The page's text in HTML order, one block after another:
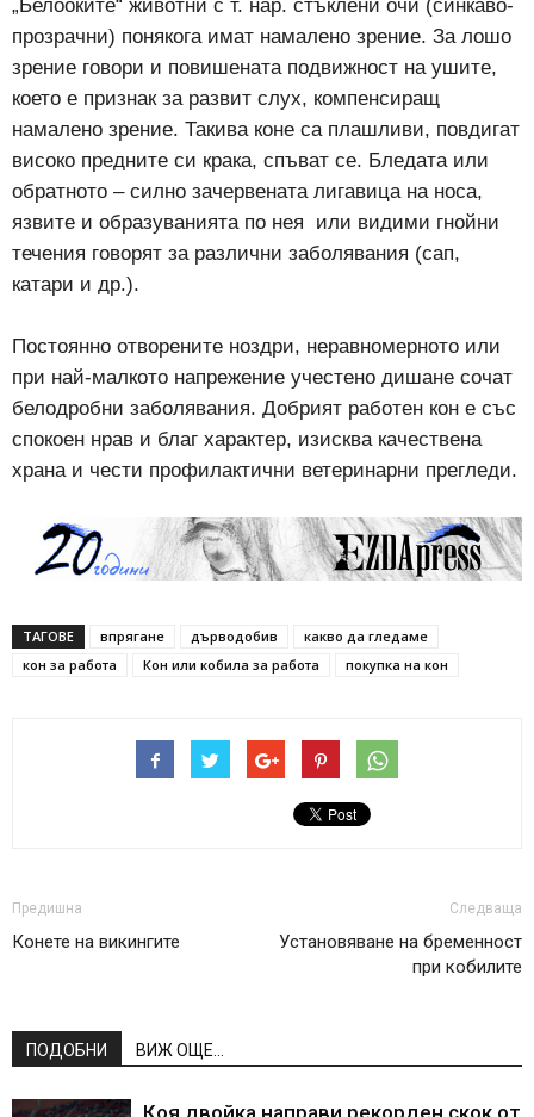
„Белооките“ животни с т. нар. стъклени очи (синкаво-
прозрачни) понякога имат намалено зрение. За лошо
зрение говори и повишената подвижност на ушите,
което е признак за развит слух, компенсиращ
намалено зрение. Такива коне са плашливи, повдигат
високо предните си крака, спъват се. Бледата или
обратното – силно зачервената лигавица на носа,
язвите и образуванията по нея или видими гнойни
течения говорят за различни заболявания (сап,
катари и др.).
Постоянно отворените ноздри, неравномерното или
при най-малкото напрежение учестено дишане сочат
белодробни заболявания. Добрият работен кон е със
спокоен нрав и благ характер, изисква качествена
храна и чести профилактични ветеринарни прегледи.
ТАГОВЕ впрягане дърводобив
какво да гледаме
кон за работа
Кон или кобила за работа покупка на кон
Предишна
Конете на викингите
Следваща
Установяване на бременност
при кобилите
ПОДОБНИ ВИЖ ОЩЕ...